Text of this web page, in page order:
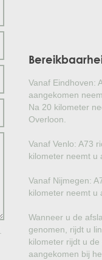
Vanaf Eindhoven:
aangekomen
Na 20 kilometer
Overloon.
Vanaf Venlo: A73
kilometer neemt u
Vanaf Nijmegen:
kilometer neemt u
Wanneer u de
genomen, rijdt u
kilometer rijdt u
aangekomen bij